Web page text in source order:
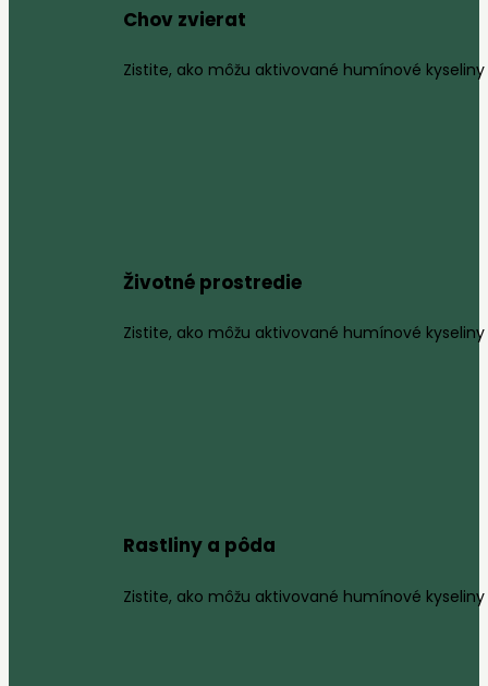
Chov zvierat
Zistite, ako môžu aktivované humínové
Životné prostredie
Zistite, ako môžu aktivované humínové
Rastliny a pôda
Zistite, ako môžu aktivované humínové